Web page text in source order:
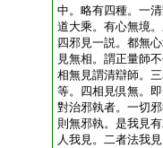
中。略有四種。一
道大乘。有心無境
四邪見一説。都無
見無相。謂正量師
相無見謂清辯師。
等。四相見倶無。
對治邪執者。一切
則無邪執。是我見
人我見。二者法我